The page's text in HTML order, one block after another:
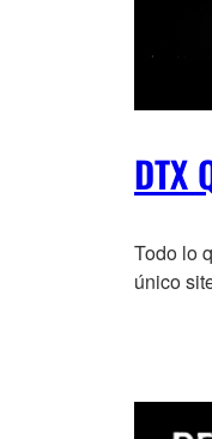
DTX
Todo lo
único